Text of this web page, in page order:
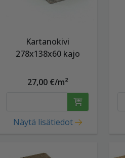
Kartanokivi
278x138x60 kajo
27,00 €/m²
Näytä lisätiedot